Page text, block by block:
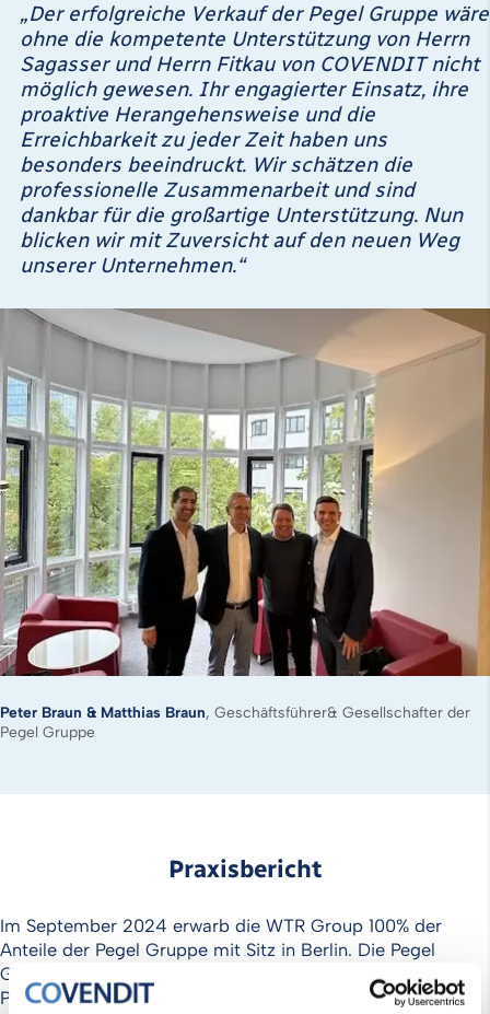
Peter Braun & Matthias Braun, Geschäftsführer& Gesellschafter der
Pegel Gruppe
„Der erfolgreiche Verkauf der Pegel Gruppe wäre
ohne die kompetente Unterstützung von Herrn
Sagasser und Herrn Fitkau von COVENDIT nicht
möglich gewesen. Ihr engagierter Einsatz, ihre
proaktive Herangehensweise und die
Erreichbarkeit zu jeder Zeit haben uns
besonders beeindruckt. Wir schätzen die
professionelle Zusammenarbeit und sind
dankbar für die großartige Unterstützung. Nun
blicken wir mit Zuversicht auf den neuen Weg
unserer Unternehmen.“
Praxisbericht
Im September 2024 erwarb die WTR Group 100% der
Anteile der Pegel Gruppe mit Sitz in Berlin. Die Pegel
Gruppe besteht aus 3 Unternehmen. Die Pegel
Pumpenanlagen GmbH, welche im Jahr 1990 gegründet